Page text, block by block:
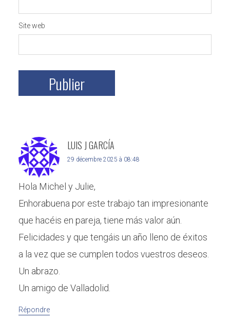
Site web
LUIS J GARCÍA
29 décembre 2025 à 08:48
Hola Michel y Julie,
Enhorabuena por este trabajo tan impresionante
que hacéis en pareja, tiene más valor aún.
Felicidades y que tengáis un año lleno de éxitos
a la vez que se cumplen todos vuestros deseos.
Un abrazo.
Un amigo de Valladolid.
Répondre